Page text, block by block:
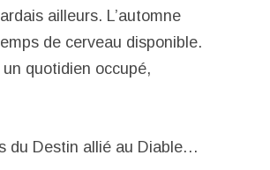
ailleurs. L’automne
de cerveau disponible.
quotidien occupé,
du Destin allié au Diable…